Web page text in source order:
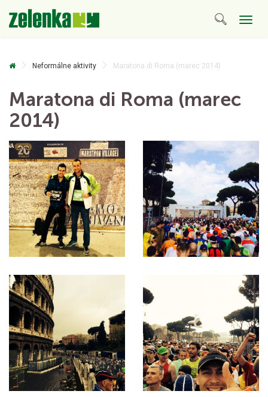
Neformálne aktivity Maratona di Roma (marec 2014)
Maratona di Roma (marec
2014)